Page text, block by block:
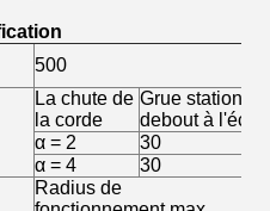
500
La chute de
la corde
Grue
debout à l'écart
α = 2
30
α = 4
30
Radius de